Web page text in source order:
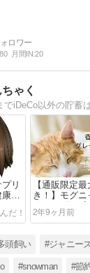
80 月間IN:20
ゃく
リ
康管
【通販限定最
き！】モグ
フリー 猫に
ットフード
2年9ヶ月前
頭飼い #ジャニー
#snowman #節